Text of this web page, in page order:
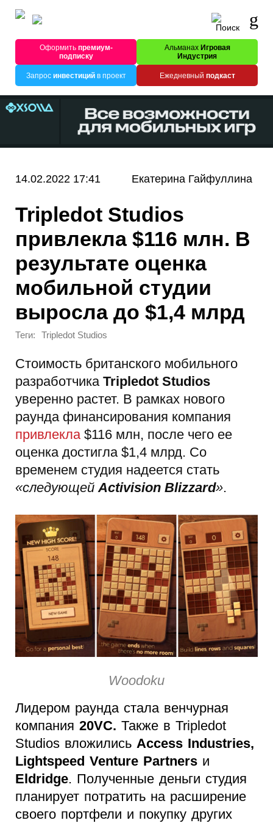
Оформитьпремиум-
подписку
Альманах Игровая
Индустрия
Запрос инвестицийв проект Ежедневный подкаст
14.02.2022 17:41 Екатерина Гайфуллина
Tripledot Studios
привлекла $116 млн. В
результате оценка
мобильной студии
выросла до $1,4 млрд
Теги: Tripledot Studios
Стоимость британского мобильного
разработчика Tripledot Studios
уверенно растет. В рамках нового
раунда финансирования компания
привлекла $116 млн, после чего ее
оценка достигла $1,4 млрд. Со
временем студия надеется стать
«следующей Activision Blizzard».
Woodoku
Лидером раунда стала венчурная
компания 20VC. Также в Tripledot
Studios вложились Access Industries,
Lightspeed Venture Partners и
Eldridge. Полученные деньги студия
планирует потратить на расширение
своего портфели и покупку других